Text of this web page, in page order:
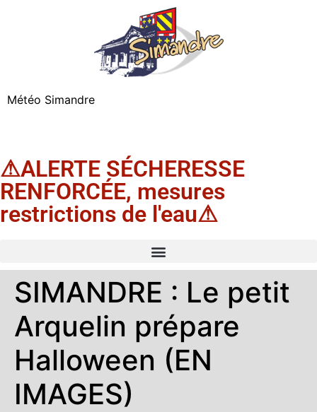
Météo Simandre
⚠ALERTE SÉCHERESSE
RENFORCÉE, mesures
restrictions de l'eau⚠
SIMANDRE : Le petit
Arquelin prépare
Halloween (EN
IMAGES)